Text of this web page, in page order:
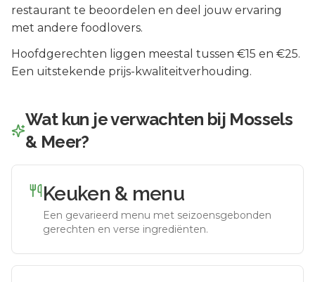
restaurant te beoordelen en deel jouw ervaring
met andere foodlovers.
Hoofdgerechten liggen meestal tussen €15 en €25.
Een uitstekende prijs-kwaliteitverhouding.
Wat kun je verwachten bij Mossels
& Meer?
Keuken & menu
Een gevarieerd menu met seizoensgebonden
gerechten en verse ingrediënten.